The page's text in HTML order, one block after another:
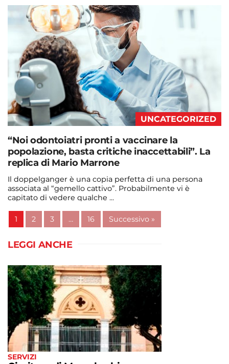
admin@admin.com 3 days fa
UNCATEGORIZED
“Noi odontoiatri pronti a vaccinare la
popolazione, basta critiche inaccettabili”. La
replica di Mario Marrone
Il doppelganger è una copia perfetta di una persona
associata al “gemello cattivo”. Probabilmente vi è
capitato di vedere qualche ...
Continua a leggere
1 2 3 … 16 Successivo »
LEGGI ANCHE
SERVIZI